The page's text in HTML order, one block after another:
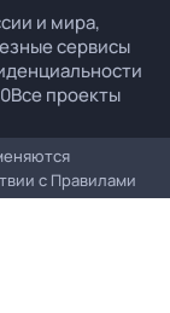
и мира,
сервисы
Все проекты
с Правилами